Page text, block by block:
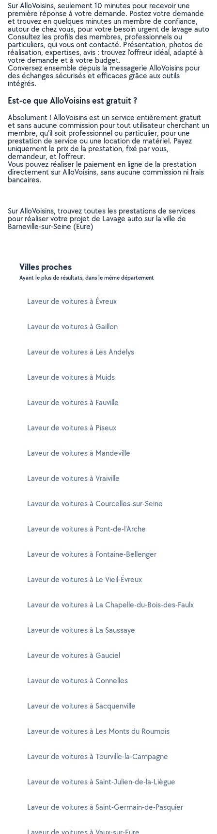
Sur AlloVoisins, seulement 10 minutes pour recevoir une
première réponse à votre demande. Postez votre demande
et trouvez en quelques minutes un membre de confiance,
autour de chez vous, pour votre besoin urgent de lavage auto
Consultez les profils des membres, professionnels ou
particuliers, qui vous ont contacté. Présentation, photos de
réalisation, expertises, avis : trouvez l'offreur idéal, adapté à
votre demande et à votre budget.
Conversez ensemble depuis la messagerie AlloVoisins pour
des échanges sécurisés et efficaces grâce aux outils
intégrés.
Est-ce que AlloVoisins est gratuit ?
Absolument ! AlloVoisins est un service entièrement gratuit
et sans aucune commission pour tout utilisateur cherchant un
membre, qu’il soit professionnel ou particulier, pour une
prestation de service ou une location de matériel. Payez
uniquement le prix de la prestation, fixé par vous,
demandeur, et l’offreur.
Vous pouvez réaliser le paiement en ligne de la prestation
directement sur AlloVoisins, sans aucune commission ni frais
bancaires.
Sur AlloVoisins, trouvez toutes les prestations de services
pour réaliser votre projet de Lavage auto sur la ville de
Barneville-sur-Seine (Eure)
Villes proches
Ayant le plus de résultats, dans le même département
Laveur de voitures à Évreux
Laveur de voitures à Gaillon
Laveur de voitures à Les Andelys
Laveur de voitures à Muids
Laveur de voitures à Fauville
Laveur de voitures à Piseux
Laveur de voitures à Mandeville
Laveur de voitures à Vraiville
Laveur de voitures à Courcelles-sur-Seine
Laveur de voitures à Pont-de-l'Arche
Laveur de voitures à Fontaine-Bellenger
Laveur de voitures à Le Vieil-Évreux
Laveur de voitures à La Chapelle-du-Bois-des-Faulx
Laveur de voitures à La Saussaye
Laveur de voitures à Gauciel
Laveur de voitures à Connelles
Laveur de voitures à Sacquenville
Laveur de voitures à Les Monts du Roumois
Laveur de voitures à Tourville-la-Campagne
Laveur de voitures à Saint-Julien-de-la-Liègue
Laveur de voitures à Saint-Germain-de-Pasquier